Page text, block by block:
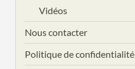
Vidéos
Nous contacter
Politique de confidentialité